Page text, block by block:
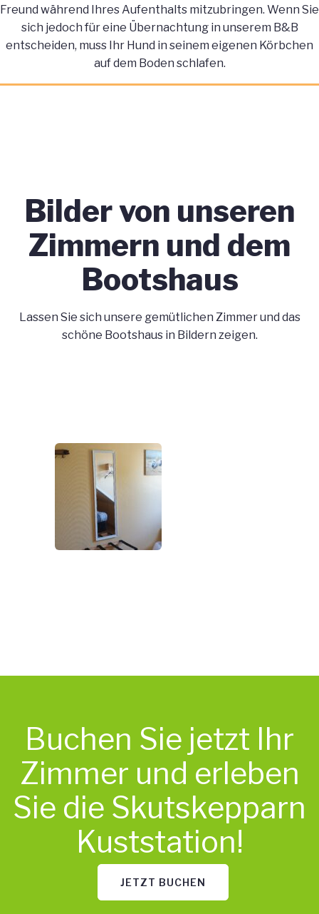
Freund während Ihres Aufenthalts mitzubringen. Wenn Sie
sich jedoch für eine Übernachtung in unserem B&B
entscheiden, muss Ihr Hund in seinem eigenen Körbchen
auf dem Boden schlafen.
Bilder von unseren
Zimmern und dem
Bootshaus
Lassen Sie sich unsere gemütlichen Zimmer und das
schöne Bootshaus in Bildern zeigen.
Buchen Sie jetzt Ihr
Zimmer und erleben
Sie die Skutskepparn
Kuststation!
JETZT BUCHEN